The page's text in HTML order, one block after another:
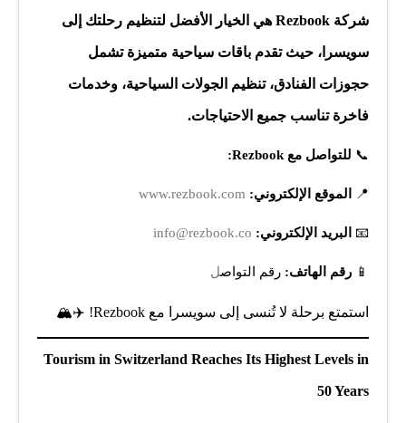
شركة Rezbook هي الخيار الأفضل لتنظيم رحلتك إلى
سويسرا، حيث تقدم باقات سياحية متميزة تشمل
حجوزات الفنادق، تنظيم الجولات السياحية، وخدمات
فاخرة تناسب جميع الاحتياجات.
📞 للتواصل مع Rezbook:
📍 الموقع الإلكتروني: www.rezbook.com
📧 البريد الإلكتروني: info@rezbook.co
📱 رقم الهاتف: ر قم التواصل
استمتع برحلة لا تُنسى إلى سويسرا مع Rezbook! ✈️🏔️
Tourism in Switzerland Reaches Its Highest Levels in
50 Years